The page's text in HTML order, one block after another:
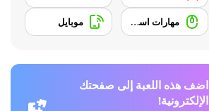
مهارات استخدام الفأرة موبايل
اضف هذه اللعبة إلى صفحتك
الإلكترونية!